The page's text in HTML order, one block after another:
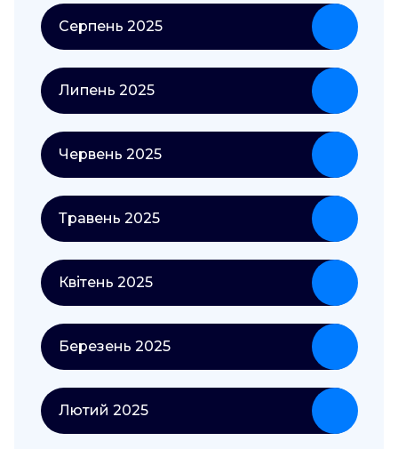
Серпень 2025
Липень 2025
Червень 2025
Травень 2025
Квітень 2025
Березень 2025
Лютий 2025